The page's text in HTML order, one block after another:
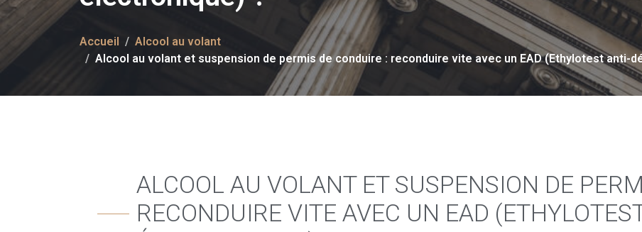
Accueil
Alcool au volant
Alcool au volant et suspension de permis de conduire : reconduire vite avec un EAD (Ethylotest anti-
ALCOOL AU VOLANT ET SUSPENSION DE
RECONDUIRE VITE AVEC UN EAD